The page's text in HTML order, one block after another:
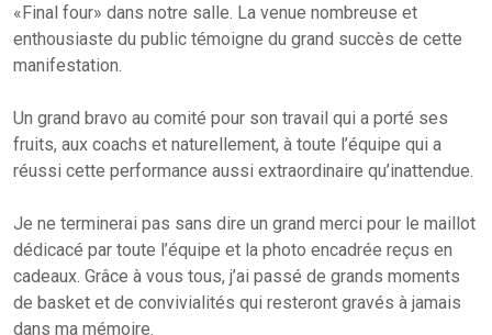
«Final four» dans notre salle. La venue nombreuse et
enthousiaste du public témoigne du grand succès de cette
manifestation.
Un grand bravo au comité pour son travail qui a porté ses
fruits, aux coachs et naturellement, à toute l’équipe qui a
réussi cette performance aussi extraordinaire qu’inattendue.
Je ne terminerai pas sans dire un grand merci pour le maillot
dédicacé par toute l’équipe et la photo encadrée reçus en
cadeaux. Grâce à vous tous, j’ai passé de grands moments
de basket et de convivialités qui resteront gravés à jamais
dans ma mémoire.